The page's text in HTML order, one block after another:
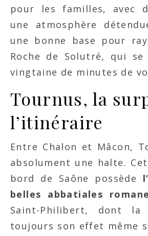
pour les familles, avec
une atmosphère
une bonne base pour
Roche de Solutré, qui
vingtaine de minutes de
Tournus, la
l’itinéraire
Entre Chalon et Mâcon,
absolument une halte.
bord de Saône possède
belles abbatiales
Saint-Philibert, dont
toujours son effet même